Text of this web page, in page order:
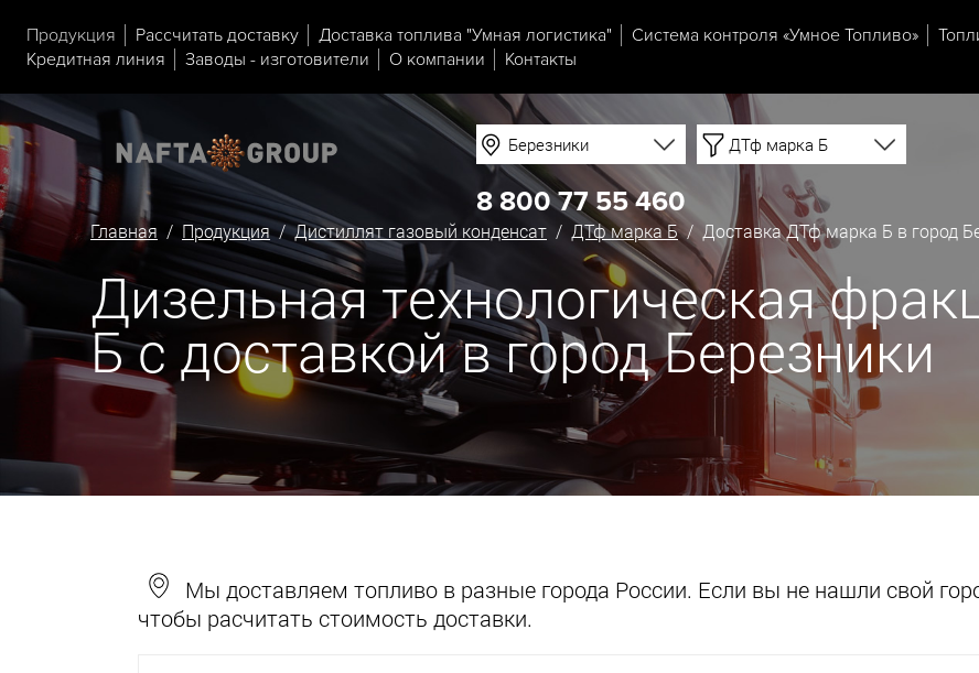
Продукция Рассчитать доставку Доставка топлива "Умная логистика" Система контроля «Умное Топливо»
Кредитная линия
Заводы - изготовители О компании Контакты
Березники ДТф марка Б
8 800 77 55 460
Главная / Продукция/Дистиллят газовый конденсат / ДТф марка Б/ Доставка ДТф марка Б в город
Дизельная технологическая
Б с доставкой в город Березники
Мы доставляем топливо в разные города России. Если вы не нашли свой
чтобы расчитать стоимость доставки.